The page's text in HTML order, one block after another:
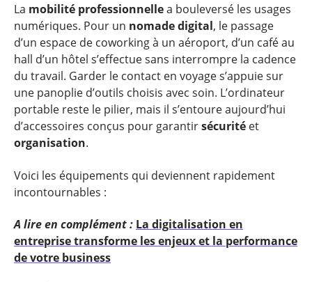
La mobilité professionnellea bouleversé les usages
numériques. Pour un nomade digital, le passage
d’un espace de coworking à un aéroport, d’un café au
hall d’un hôtel s’effectue sans interrompre la cadence
du travail. Garder le contact en voyage s’appuie sur
une panoplie d’outils choisis avec soin. L’ordinateur
portable reste le pilier, mais il s’entoure aujourd’hui
d’accessoires conçus pour garantirsécurité et
organisation.
Voici les équipements qui deviennent rapidement
incontournables :
A lire en complément : La digitalisation en
entreprise transforme les enjeux et la performance
de votre business